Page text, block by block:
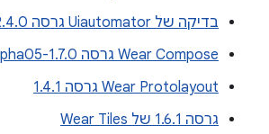
בדיקה של Uiautomator גרסה 2.4.0
Wear Compose גרסה 1.7.0-alpha05
Wear Protolayout גרסה 1.4.1
גרסה 1.6.1 של Wear Tiles